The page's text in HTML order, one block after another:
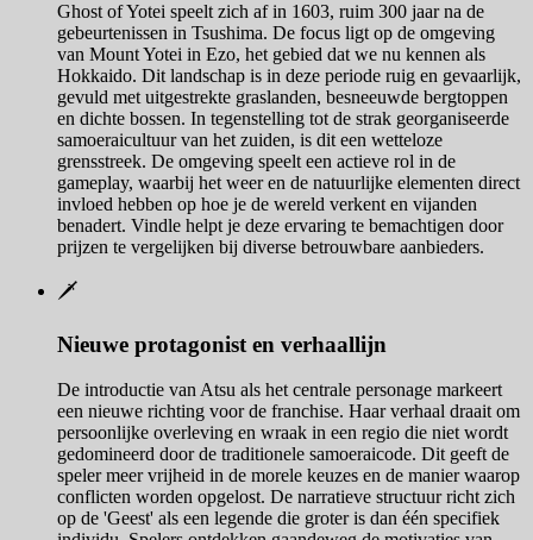
Ghost of Yotei speelt zich af in 1603, ruim 300 jaar na de
gebeurtenissen in Tsushima. De focus ligt op de omgeving
van Mount Yotei in Ezo, het gebied dat we nu kennen als
Hokkaido. Dit landschap is in deze periode ruig en gevaarlijk,
gevuld met uitgestrekte graslanden, besneeuwde bergtoppen
en dichte bossen. In tegenstelling tot de strak georganiseerde
samoeraicultuur van het zuiden, is dit een wetteloze
grensstreek. De omgeving speelt een actieve rol in de
gameplay, waarbij het weer en de natuurlijke elementen direct
invloed hebben op hoe je de wereld verkent en vijanden
benadert. Vindle helpt je deze ervaring te bemachtigen door
prijzen te vergelijken bij diverse betrouwbare aanbieders.
🗡️
Nieuwe protagonist en verhaallijn
De introductie van Atsu als het centrale personage markeert
een nieuwe richting voor de franchise. Haar verhaal draait om
persoonlijke overleving en wraak in een regio die niet wordt
gedomineerd door de traditionele samoeraicode. Dit geeft de
speler meer vrijheid in de morele keuzes en de manier waarop
conflicten worden opgelost. De narratieve structuur richt zich
op de 'Geest' als een legende die groter is dan één specifiek